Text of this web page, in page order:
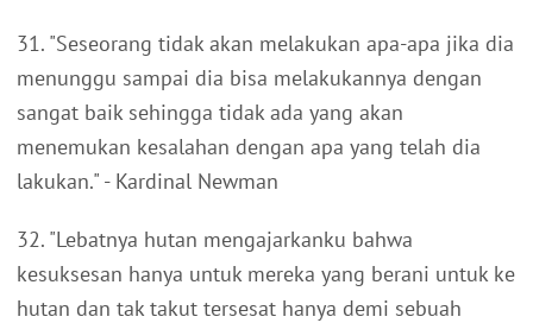
31. "Seseorang tidak akan melakukan apa-apa jika dia
menunggu sampai dia bisa melakukannya dengan
sangat baik sehingga tidak ada yang akan
menemukan kesalahan dengan apa yang telah dia
lakukan." - Kardinal Newman
32. "Lebatnya hutan mengajarkanku bahwa
kesuksesan hanya untuk mereka yang berani untuk ke
hutan dan tak takut tersesat hanya demi sebuah